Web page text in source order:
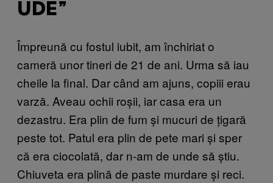
UDE”
Împreună cu fostul iubit, am închiriat o
cameră unor tineri de 21 de ani. Urma să iau
cheile la final. Dar când am ajuns, copiii erau
varză. Aveau ochii roșii, iar casa era un
dezastru. Era plin de fum și mucuri de țigară
peste tot. Patul era plin de pete mari și sper
că era ciocolată, dar n-am de unde să știu.
Chiuveta era plină de paste murdare și reci.